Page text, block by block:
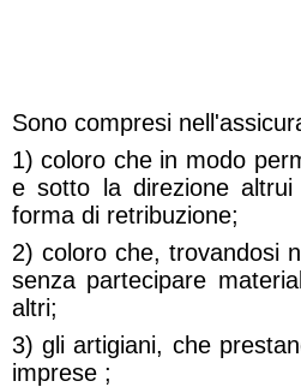
Sono compresi
1) coloro che in modo
e sotto la direzione altrui
forma di retribuzione;
2) coloro che, trovandosi
senza partecipare
altri;
3) gli artigiani, che
imprese ;